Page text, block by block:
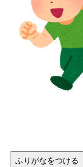
ふりがなをつける